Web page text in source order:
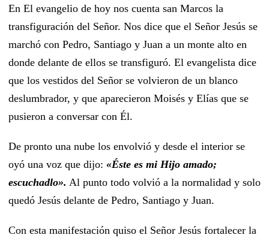
En El evangelio de hoy nos cuenta san Marcos la
transfiguración del Señor. Nos dice que el Señor Jesús se
marchó con Pedro, Santiago y Juan a un monte alto en
donde delante de ellos se transfiguró. El evangelista dice
que los vestidos del Señor se volvieron de un blanco
deslumbrador, y que aparecieron Moisés y Elías que se
pusieron a conversar con Él.
De pronto una nube los envolvió y desde el interior se
oyó una voz que dijo: «Éste es mi Hijo amado;
escuchadlo». Al punto todo volvió a la normalidad y solo
quedó Jesús delante de Pedro, Santiago y Juan.
Con esta manifestación quiso el Señor Jesús fortalecer la